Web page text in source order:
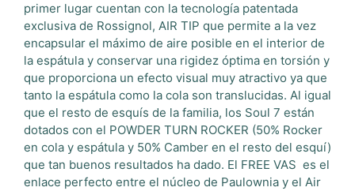
primer lugar cuentan con la tecnología patentada
exclusiva de Rossignol, AIR TIP que permite a la vez
encapsular el máximo de aire posible en el interior de
la espátula y conservar una rigidez óptima en torsión y
que proporciona un efecto visual muy atractivo ya que
tanto la espátula como la cola son translucidas. Al igual
que el resto de esquís de la familia, los Soul 7 están
dotados con el POWDER TURN ROCKER (50% Rocker
en cola y espátula y 50% Camber en el resto del esquí)
que tan buenos resultados ha dado. El FREE VAS es el
enlace perfecto entre el núcleo de Paulownia y el Air